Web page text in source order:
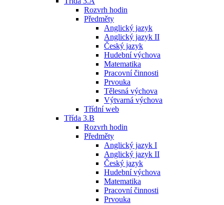
Rozvrh hodin
Předměty
Anglický jazyk
Anglický jazyk II
Český jazyk
Hudební výchova
Matematika
Pracovní činnosti
Prvouka
Tělesná výchova
Výtvarná výchova
Třídní web
Třída 3.B
Rozvrh hodin
Předměty
Anglický jazyk I
Anglický jazyk II
Český jazyk
Hudební výchova
Matematika
Pracovní činnosti
Prvouka